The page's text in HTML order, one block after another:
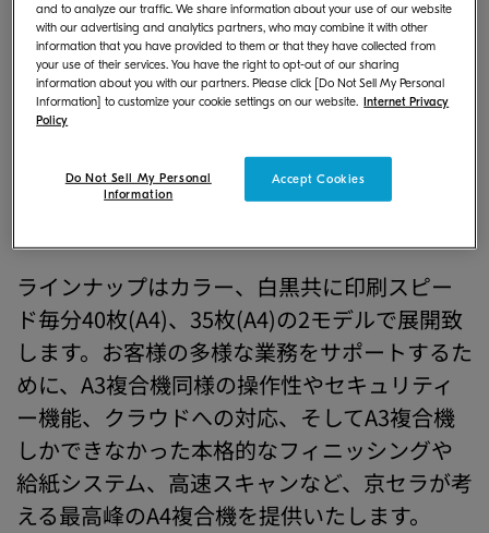
そこで、弊社はA3複合機が担ってきた高度な
ドキュメント処理に対応できる、A3複合機同
等の機能を有したA4複合機を投入し、業務の
中心であるA4サイズ以下のドキュメントに特
化した、高機能かつコンパクト・低コストな
A4複合機を導入するという新たな提案で、お
ラインナップはカラー、白黒共に印刷スピー
ド毎分40枚(A4)、35枚(A4)の2モデルで展開致
します。お客様の多様な業務をサポートするた
めに、A3複合機同様の操作性やセキュリティ
ー機能、クラウドへの対応、そしてA3複合機
しかできなかった本格的なフィニッシングや
給紙システム、高速スキャンなど、京セラが考
える最高峰のA4複合機を提供いたします。
and to analyze our traffic. We share information about your use of our website
with our advertising and analytics partners, who may combine it with other
information that you have provided to them or that they have collected from
your use of their services. You have the right to opt-out of our sharing
information about you with our partners. Please click [Do Not Sell My Personal
Information] to customize your cookie settings on our website.
Internet Privacy
Policy
Accept Cookies
Do Not Sell My Personal
Information